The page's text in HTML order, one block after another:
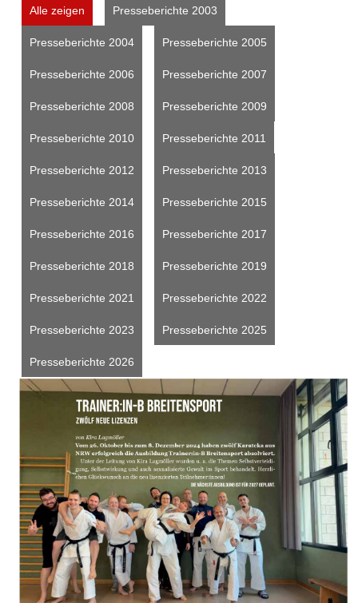
Alle zeigen Presseberichte 2003
Presseberichte 2004 Presseberichte 2005
Presseberichte 2006 Presseberichte 2007
Presseberichte 2008 Presseberichte 2009
Presseberichte 2010 Presseberichte 2011
Presseberichte 2012 Presseberichte 2013
Presseberichte 2014 Presseberichte 2015
Presseberichte 2016 Presseberichte 2017
Presseberichte 2018 Presseberichte 2019
Presseberichte 2021 Presseberichte 2022
Presseberichte 2023 Presseberichte 2025
Presseberichte 2026